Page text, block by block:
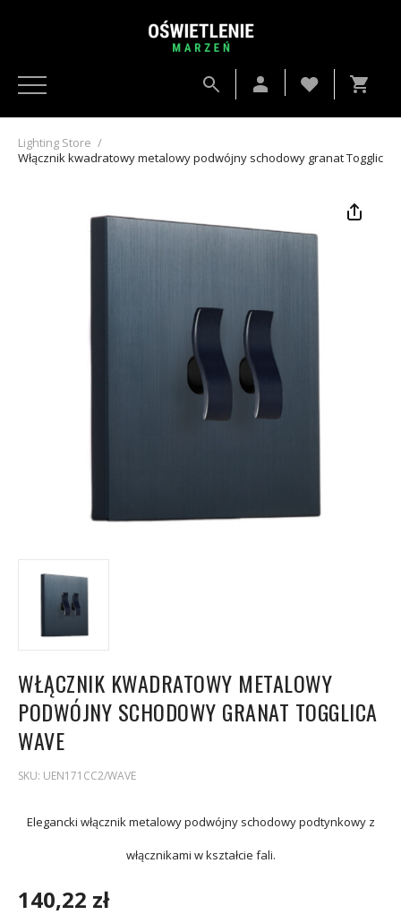
Lighting Store /
Włącznik kwadratowy metalowy podwójny schodowy granat Togglica
WŁĄCZNIK KWADRATOWY METALOWY
PODWÓJNY SCHODOWY GRANAT TOGGLICA
WAVE
SKU: UEN171CC2/WAVE
Elegancki włącznik metalowy podwójny schodowy podtynkowy z
włącznikami w kształcie fali.
140,22 zł